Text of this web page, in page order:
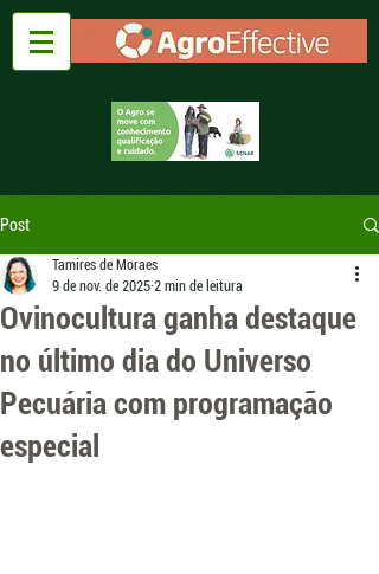
Post
Ovinocultura ganha destaque
no último dia do Universo
Pecuária com programação
especial
Tamires de Moraes
9 de nov. de 2025 2 min de leitura